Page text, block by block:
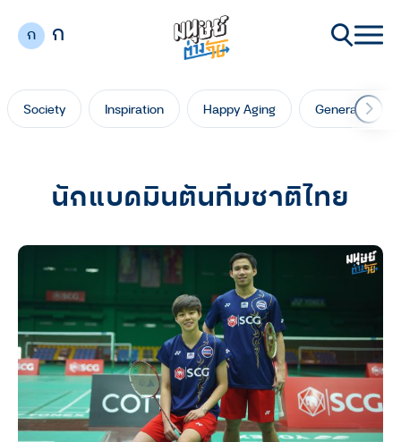
ก ก
Society Inspiration Happy Aging Generation
นักแบดมินตันทีมชาติไทย